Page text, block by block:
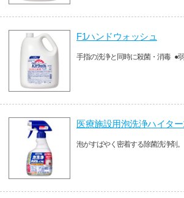
F1ハンドウォッシュ
手指の洗浄と同時に殺菌・消毒 ●
医療施設用泡洗浄ハイター
泡がすばやく密着する除菌洗浄剤